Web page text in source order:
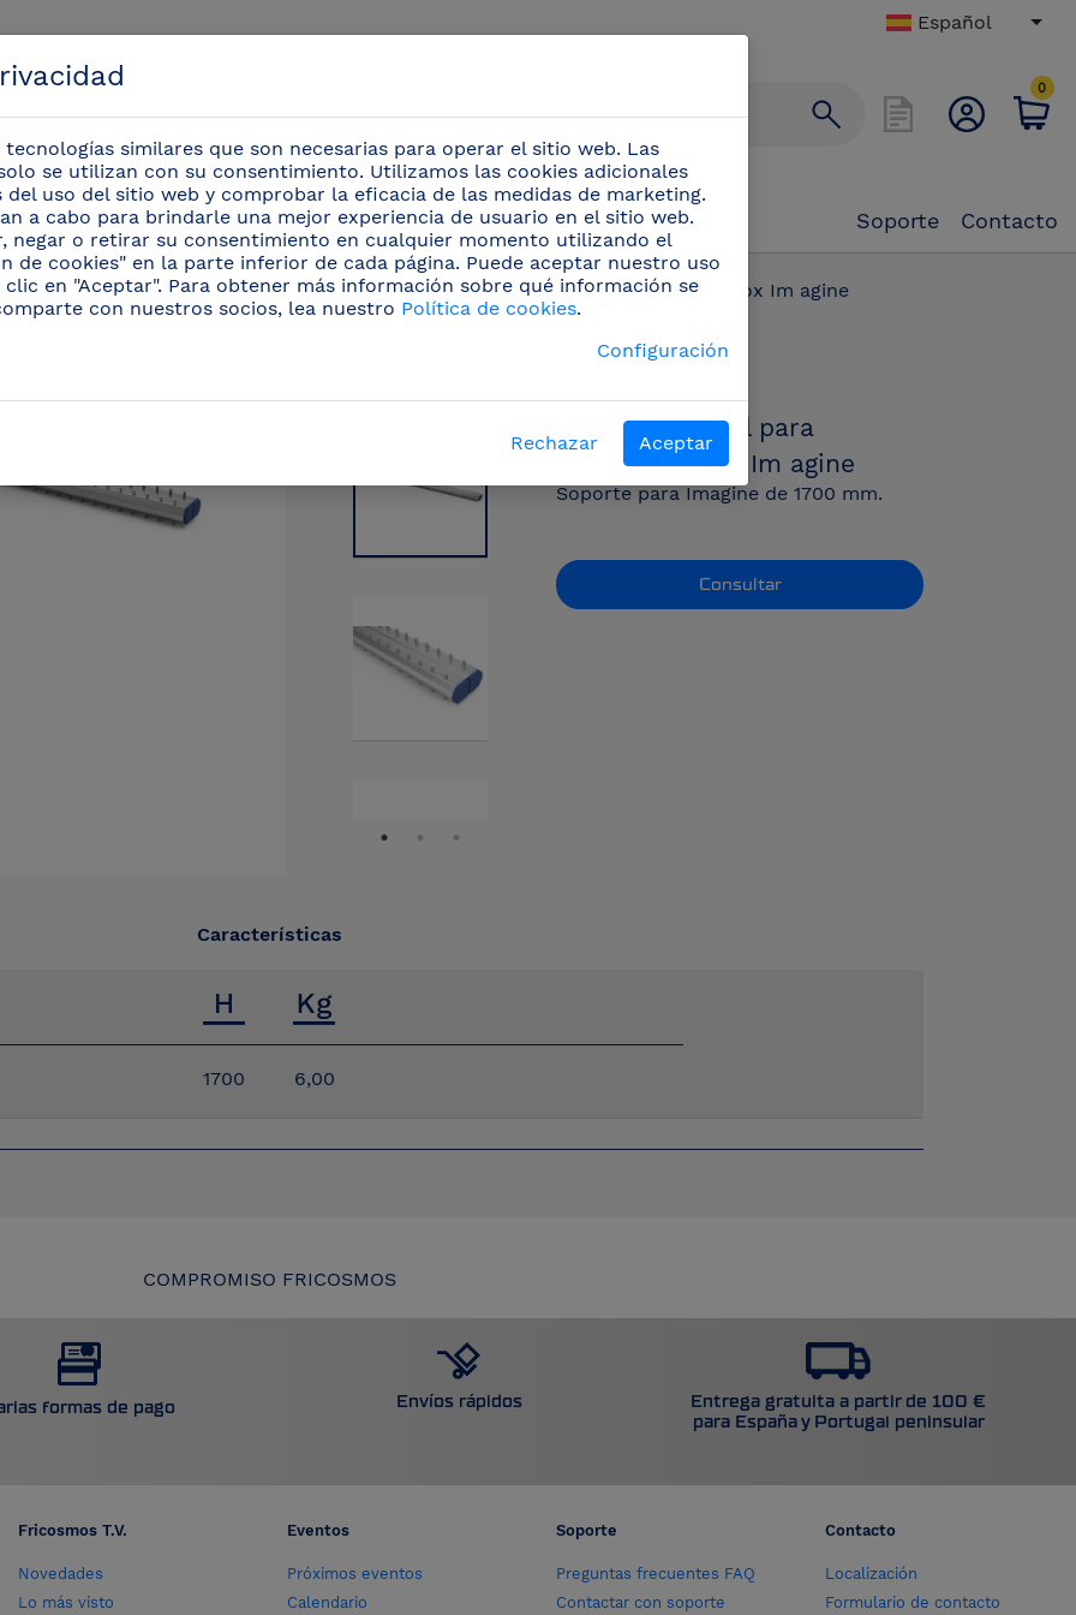
Español
0
Eventos Soporte Contacto
/ Estanterías inox Imagine© (20) / Soporte vertical para estantería inox Im agine
Soporte vertical para
estantería inox Im agine
Soporte para Imagine de 1700 mm.
Consultar
Características
1700
6,00
COMPROMISO FRICOSMOS
formas de pago Envíos rápidos
Entrega gratuita a partir de 100 €
para España y Portugal peninsular
Fricosmos T.V.
Novedades
Lo más visto
Eventos
Próximos eventos
Calendario
Soporte
Preguntas frecuentes FAQ
Contactar con soporte
Contacto
Localización
Formulario de contacto
similares que son necesarias para operar el sitio web. Las
se utilizan con su consentimiento. Utilizamos las cookies adicionales
del uso del sitio web y comprobar la eficacia de las medidas de marketing.
a cabo para brindarle una mejor experiencia de usuario en el sitio web.
negar o retirar su consentimiento en cualquier momento utilizando el
de cookies" en la parte inferior de cada página. Puede aceptar nuestro uso
clic en "Aceptar". Para obtener más información sobre qué información se
con nuestros socios, lea nuestro Política de cookies.
Configuración
Rechazar Aceptar